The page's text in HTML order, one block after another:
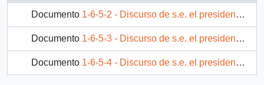
Documento 1-6-5-2 - Discurso de s.e. el presidente de la república, D. Patricio Aylwin Azócar, en inauguración del seminario "comunicación, democracia y desarrollo"
Documento 1-6-5-3 - Discurso de s.e. el presidente de la república, D. Patricio Aylwin Azócar, a la comunidad del archipiélago de Juan Fernández
Documento 1-6-5-4 - Discurso de s.e. el presidente de la república, D. Patricio Aylwin Azócar, ceremonia de inauguración del canal Pencahue